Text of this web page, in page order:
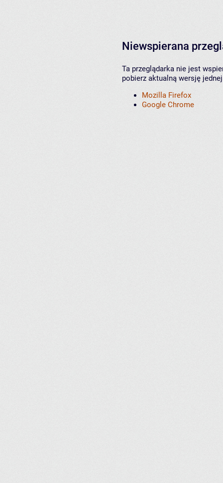
Niewspierana
Ta przeglądarka nie jest
pobierz aktualną wersję
Mozilla Firefox
Google Chrome